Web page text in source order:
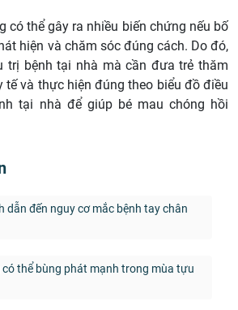
có thể gây ra nhiều biến chứng nếu bố
hiện và chăm sóc đúng cách. Do đó,
trị bệnh tại nhà mà cần đưa trẻ thăm
tế và thực hiện đúng theo biểu đồ điều
tại nhà để giúp bé mau chóng hồi
dẫn đến nguy cơ mắc bệnh tay chân
có thể bùng phát mạnh trong mùa tựu